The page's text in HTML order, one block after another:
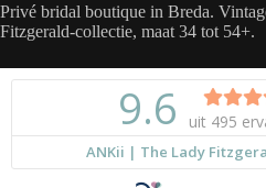
Privé bridal boutique in Breda.
Fitzgerald-collectie, maat 34 tot 54+.